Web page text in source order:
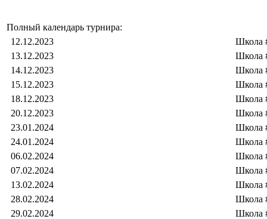
Полный календарь турнира:
12.12.2023
Школа
13.12.2023
Школа
14.12.2023
Школа
15.12.2023
Школа
18.12.2023
Школа
20.12.2023
Школа
23.01.2024
Школа
24.01.2024
Школа
06.02.2024
Школа
07.02.2024
Школа
13.02.2024
Школа
28.02.2024
Школа
29.02.2024
Школа